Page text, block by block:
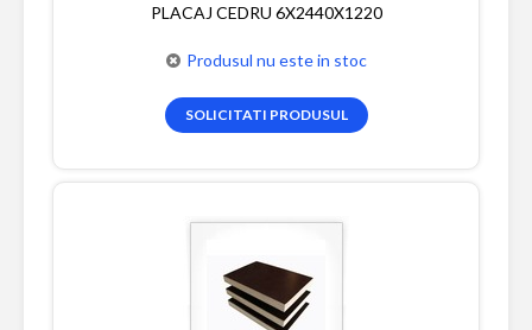
PLACAJ CEDRU 6X2440X1220
Produsul nu este in stoc
SOLICITATI PRODUSUL